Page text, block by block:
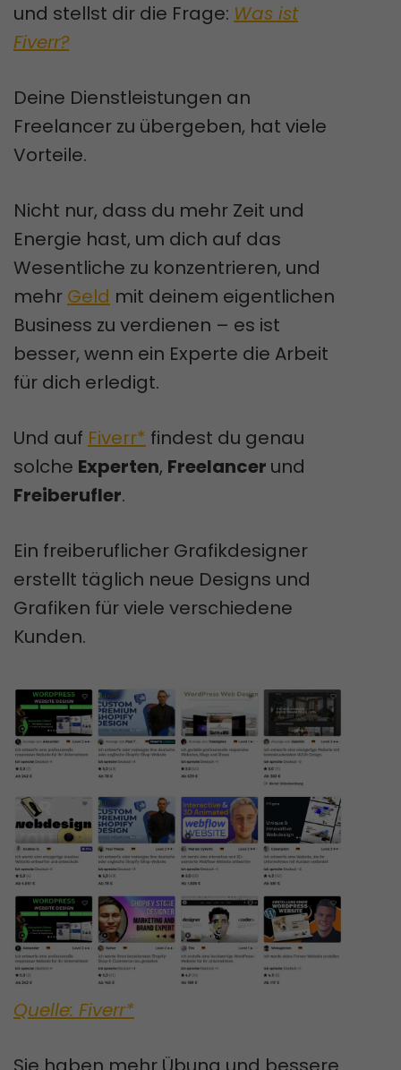
und stellst dir die Frage: Was ist
Fiverr?
Deine Dienstleistungen an
Freelancer zu übergeben, hat viele
Vorteile.
Nicht nur, dass du mehr Zeit und
Energie hast, um dich auf das
Wesentliche zu konzentrieren, und
mehr Geld mit deinem eigentlichen
Business zu verdienen – es ist
besser, wenn ein Experte die Arbeit
für dich erledigt.
Und auf Fiverr* findest du genau
solche Experten, Freelancer und
Freiberufler.
Ein freiberuflicher Grafikdesigner
erstellt täglich neue Designs und
Grafiken für viele verschiedene
Kunden.
Quelle: Fiverr*